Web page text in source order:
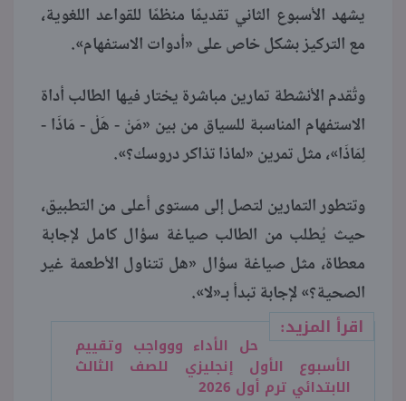
يشهد الأسبوع الثاني تقديمًا منظمًا للقواعد اللغوية،
مع التركيز بشكل خاص على «أدوات الاستفهام».
وتُقدم الأنشطة تمارين مباشرة يختار فيها الطالب أداة
الاستفهام المناسبة للسياق من بين «مَنْ - هَلْ - مَاذَا -
لِمَاذَا»، مثل تمرين «لماذا تذاكر دروسك؟».
وتتطور التمارين لتصل إلى مستوى أعلى من التطبيق،
حيث يُطلب من الطالب صياغة سؤال كامل لإجابة
معطاة، مثل صياغة سؤال «هل تتناول الأطعمة غير
الصحية؟» لإجابة تبدأ بـ«لا».
اقرأ المزيد:
حل الأداء ووواجب وتقييم
الأسبوع الأول إنجليزي للصف الثالث
الابتدائي ترم أول 2026